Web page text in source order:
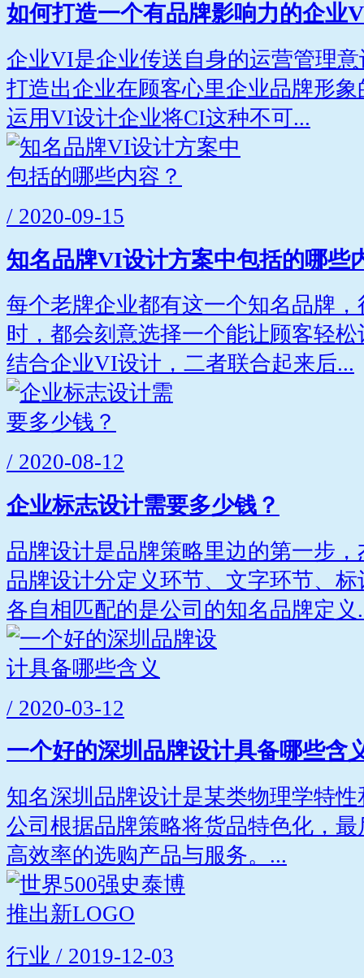
如何打造一个有品牌影响力的企业
企业VI是企业传送自身的运营管理
打造出企业在顾客心里企业品牌形
运用VI设计企业将CI这种不可...
/ 2020-09-15
知名品牌VI设计方案中包括的哪些
每个老牌企业都有这一个知名品牌
时，都会刻意选择一个能让顾客轻
结合企业VI设计，二者联合起来后...
/ 2020-08-12
企业标志设计需要多少钱？
品牌设计是品牌策略里边的第一步
品牌设计分定义环节、文字环节、
各自相匹配的是公司的知名品牌定义
/ 2020-03-12
一个好的深圳品牌设计具备哪些含
知名深圳品牌设计是某类物理学特
公司根据品牌策略将货品特色化，
高效率的选购产品与服务。...
行业 / 2019-12-03